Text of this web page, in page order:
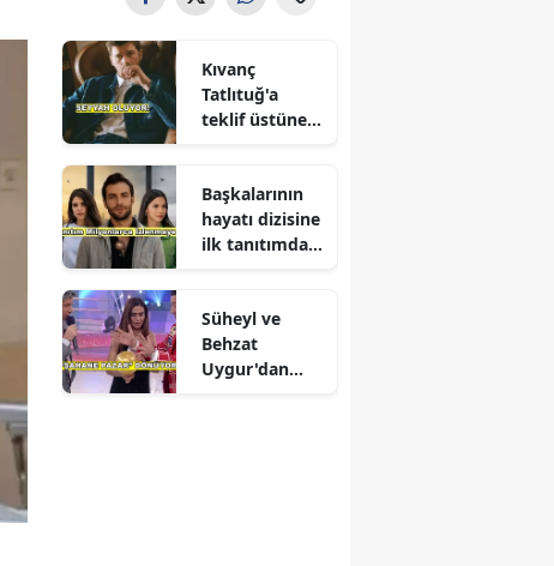
Kıvanç
Tatlıtuğ'a
teklif üstüne
Başkalarının
hayatı dizisine
ilk tanıtımdan
Süheyl ve
Behzat
Uygur'dan